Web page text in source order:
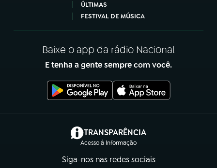
ÚLTIMAS
FESTIVAL DE MÚSICA
Baixe o app da rádio Nacional
E tenha a gente sempre com você.
TRANSPARÊNCIA
Acesso à Informação
(abre em nova aba)
Siga-nos nas redes sociais